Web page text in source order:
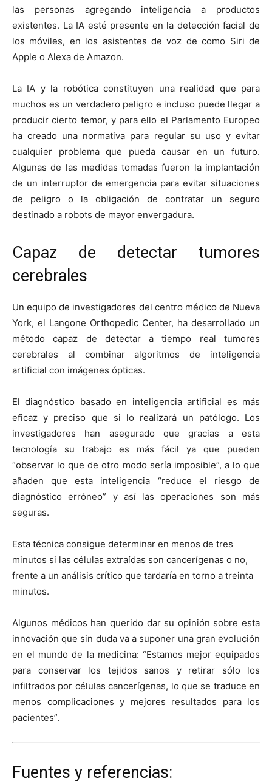
las personas agregando inteligencia a productos
existentes. La IA esté presente en la detección facial de
los móviles, en los asistentes de voz de como Siri de
Apple o Alexa de Amazon.
La IA y la robótica constituyen una realidad que para
muchos es un verdadero peligro e incluso puede llegar a
producir cierto temor, y para ello el Parlamento Europeo
ha creado una normativa para regular su uso y evitar
cualquier problema que pueda causar en un futuro.
Algunas de las medidas tomadas fueron la implantación
de un interruptor de emergencia para evitar situaciones
de peligro o la obligación de contratar un seguro
destinado a robots de mayor envergadura.
Capaz de detectar tumores
cerebrales
Un equipo de investigadores del centro médico de Nueva
York, el Langone Orthopedic Center, ha desarrollado un
método capaz de detectar a tiempo real tumores
cerebrales al combinar algoritmos de inteligencia
artificial con imágenes ópticas.
El diagnóstico basado en inteligencia artificial es más
eficaz y preciso que si lo realizará un patólogo. Los
investigadores han asegurado que gracias a esta
tecnología su trabajo es más fácil ya que pueden
“observar lo que de otro modo sería imposible”, a lo que
añaden que esta inteligencia “reduce el riesgo de
diagnóstico erróneo” y así las operaciones son más
seguras.
Esta técnica consigue determinar en menos de tres
minutos si las células extraídas son cancerígenas o no,
frente a un análisis crítico que tardaría en torno a treinta
minutos.
Algunos médicos han querido dar su opinión sobre esta
innovación que sin duda va a suponer una gran evolución
en el mundo de la medicina: “Estamos mejor equipados
para conservar los tejidos sanos y retirar sólo los
infiltrados por células cancerígenas, lo que se traduce en
menos complicaciones y mejores resultados para los
pacientes”.
Fuentes y referencias: